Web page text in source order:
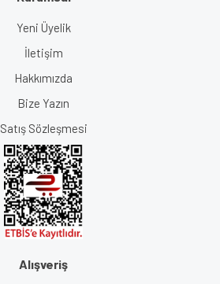
Yeni Üyelik
İletişim
Hakkımızda
Bize Yazın
Satış Sözleşmesi
Alışveriş